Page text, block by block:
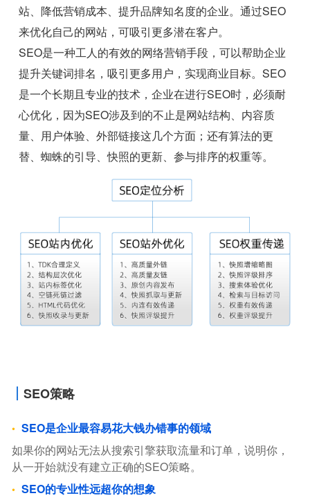
站、降低营销成本、提升品牌知名度的企业。通过SEO
来优化自己的网站，可吸引更多潜在客户。
SEO是一种工人的有效的网络营销手段，可以帮助企业
提升关键词排名，吸引更多用户，实现商业目标。SEO
是一个长期且专业的技术，企业在进行SEO时，必须耐
心优化，因为SEO涉及到的不止是网站结构、内容质
量、用户体验、外部链接这几个方面；还有算法的更
替、蜘蛛的引导、快照的更新、参与排序的权重等。
SEO策略
SEO是企业最容易花大钱办错事的领域
如果你的网站无法从搜索引擎获取流量和订单，说明你，
从一开始就没有建立正确的SEO策略。
SEO的专业性远超你的想象